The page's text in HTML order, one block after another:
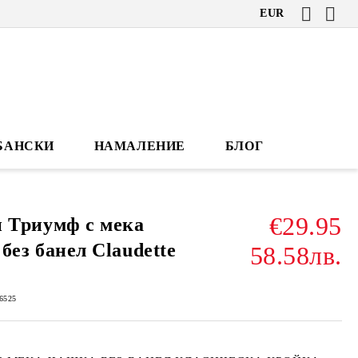
EUR
НАМАЛЕНИЕ БЛОГ
Триумф с мека
банел Claudette
€29.95
58.58лв.